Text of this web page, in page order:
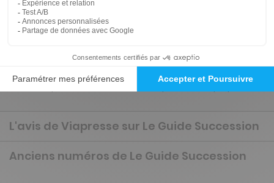
Présentation du magazine Le Guide
Succession
Tout comprendre de la succession pour bien la préparer.
L'avis de Viapresse sur Le Guide Succession
Anciens numéros de Le Guide Succession